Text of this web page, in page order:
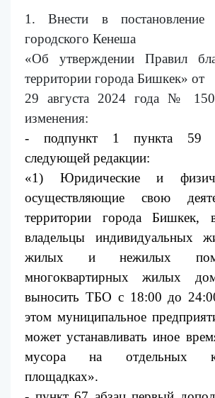
1. Внести в постановление
городского Кенеша
«Об утверждении Правил
территории города Бишкек» от
29 августа 2024 года №
изменения:
- подпункт 1 пункта 59
следующей редакции:
«1) Юридические и
осуществляющие свою
территории города Бишкек,
владельцы индивидуальных
жилых и нежилых
многоквартирных жилых
выносить ТБО с 18:00 до
этом муниципальное
может устанавливать иное
мусора на отдельных
площадках».